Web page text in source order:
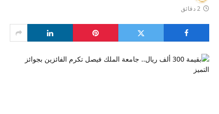
2 دقائق